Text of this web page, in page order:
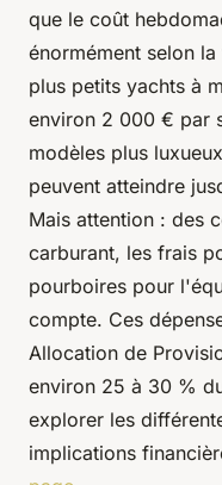
que le coût
énormément selon
plus petits yachts à
environ 2 000 € par
modèles plus
peuvent atteindre
Mais attention : des
carburant, les frais
pourboires pour
compte. Ces
Allocation de
environ 25 à 30 %
explorer les
implications